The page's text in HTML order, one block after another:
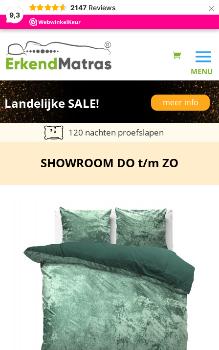
9,3
2147 Reviews ×
Landelijke SALE! meer info
120 nachten proefslapen
SHOWROOM DO t/m ZO